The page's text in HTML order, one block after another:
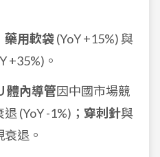
藥用軟袋(YoY +15%) 與
+35%)。
體內導管因中國市場競
(YoY -1%)； 穿刺針與
退。